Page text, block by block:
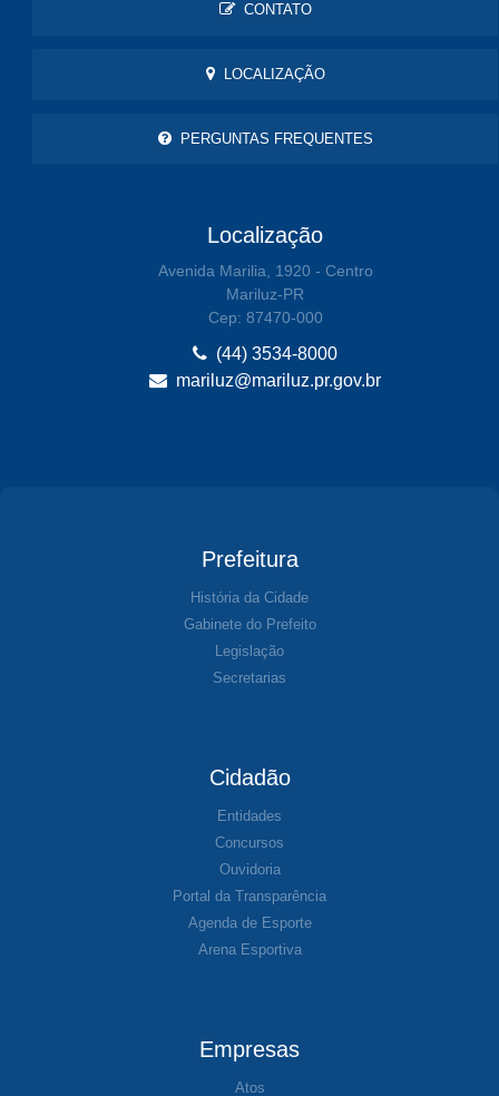
CONTATO
LOCALIZAÇÃO
PERGUNTAS FREQUENTES
Localização
Avenida Marilia, 1920 - Centro
Mariluz-PR
Cep: 87470-000
(44) 3534-8000
mariluz@mariluz.pr.gov.br
Prefeitura
História da Cidade
Gabinete do Prefeito
Legislação
Secretarias
Cidadão
Entidades
Concursos
Ouvidoria
Portal da Transparência
Agenda de Esporte
Arena Esportiva
Empresas
Atos